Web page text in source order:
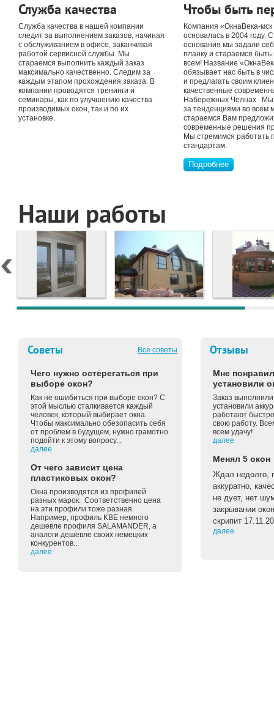
Служба качества
Служба качества в нашей компании
следит за выполнением заказов, начиная
с обслуживанием в офисе, заканчивая
работой сервисной службы. Мы
стараемся выполнить каждый заказ
максимально качественно. Следим за
каждым этапом прохождения заказа. В
компании проводятся тренинги и
семинары, как по улучшению качества
производимых окон, так и по их
установке.
Чтобы быть
Компания «ОкнаВека-
основалась в 2004 году.
основания мы задали
планку и стараемся быть
всем! Название
обязывает нас быть в
и предлагать своим
качественные
Набережных Челнах . Мы
за тенденциями во всем
стараемся Вам
современные решения
Мы стремимся работать
стандартам.
Подробнее
Наши работы
Советы Все советы
Чего нужно остерегаться при
выборе окон?
Как не ошибиться при выборе окон? С
этой мыслью сталкивается каждый
человек, который выбирает окна.
Чтобы максимально обезопасить себя
от проблем в будущем, нужно грамотно
подойти к этому вопросу...
далее
От чего зависит цена
пластиковых окон?
Окна производятся из профилей
разных марок. Соответственно цена
на эти профили тоже разная.
Например, профиль KBE немного
дешевле профиля SALAMANDER, а
аналоги дешевле своих немецких
конкурентов...
далее
Отзывы
Мне
установили
Заказ
установили
работают
свою работу.
всем удачу!
далее
Менял 5 окон
Ждал недолго,
аккуратно,
не дует, нет
закрывании
скрипит
далее